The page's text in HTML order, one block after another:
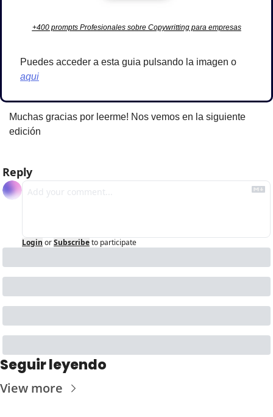
+400 prompts Profesionales sobre Copywritting para empresas
aqui
Muchas gracias por leerme! Nos vemos en la siguiente
edición
Reply
Login orSubscribeto participate
Seguir leyendo
View more